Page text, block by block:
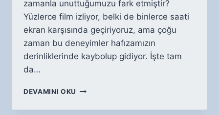
zamanla unuttuğumuzu fark etmiştir?
Yüzlerce film izliyor, belki de binlerce saati
ekran karşısında geçiriyoruz, ama çoğu
zaman bu deneyimler hafızamızın
derinliklerinde kaybolup gidiyor. İşte tam
da…
DEVAMINI OKU FILM
GÜNLÜĞÜ